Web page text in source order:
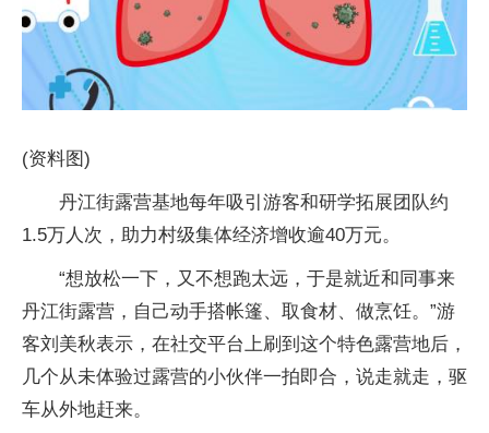
(资料图)
丹江街露营基地每年吸引游客和研学拓展团队约
1.5万人次，助力村级集体经济增收逾40万元。
“想放松一下，又不想跑太远，于是就近和同事来
丹江街露营，自己动手搭帐篷、取食材、做烹饪。”游
客刘美秋表示，在社交平台上刷到这个特色露营地后，
几个从未体验过露营的小伙伴一拍即合，说走就走，驱
车从外地赶来。